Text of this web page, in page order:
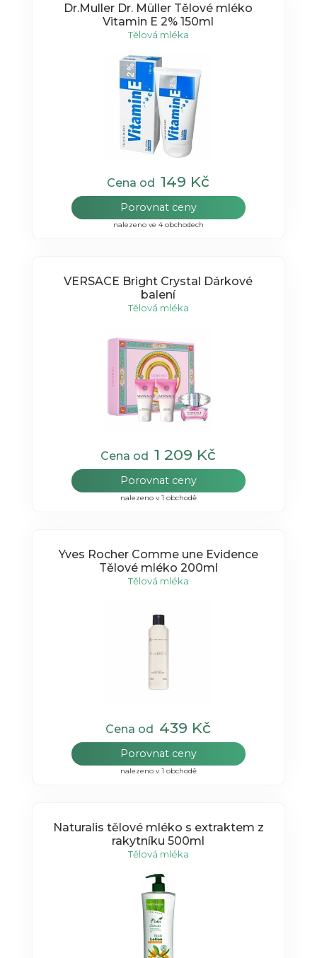
Dr.Muller Dr. Müller Tělové mléko
Vitamin E 2% 150ml
Tělová mléka
Cena od 149 Kč
Porovnat ceny
nalezeno ve 4 obchodech
VERSACE Bright Crystal Dárkové
balení
Tělová mléka
Cena od 1 209 Kč
Porovnat ceny
nalezeno v 1 obchodě
Yves Rocher Comme une Evidence
Tělové mléko 200ml
Tělová mléka
Cena od 439 Kč
Porovnat ceny
nalezeno v 1 obchodě
Naturalis tělové mléko s extraktem z
rakytníku 500ml
Tělová mléka